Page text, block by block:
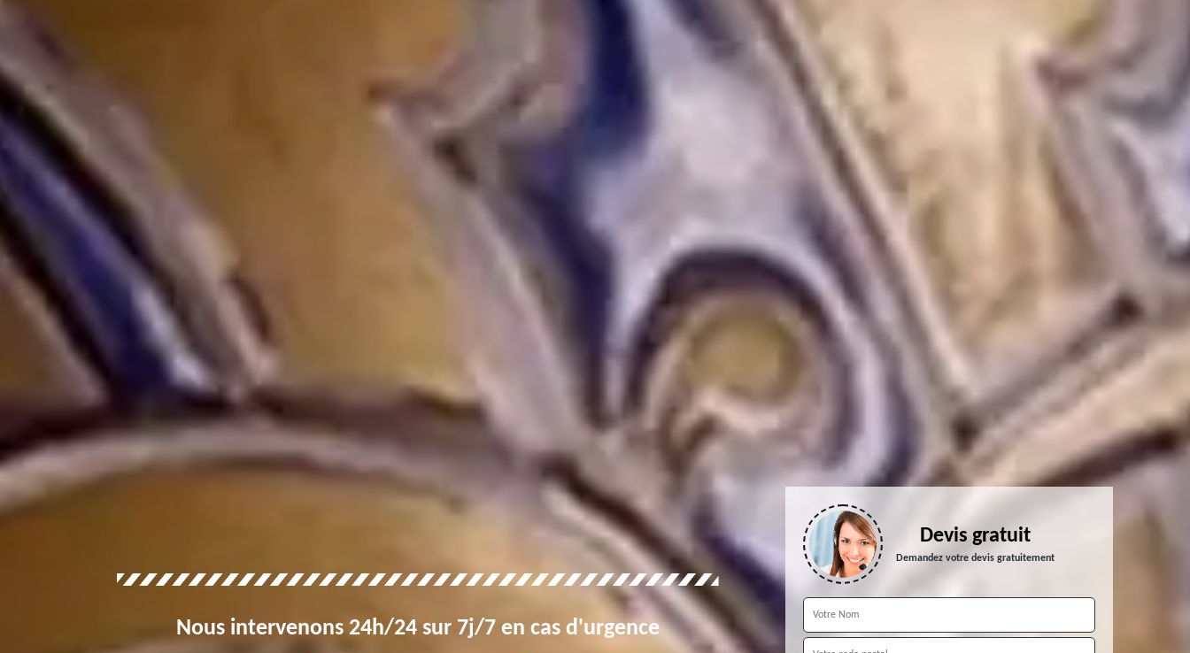
Nous intervenons 24h/24 sur 7j/7 en cas d'urgence
Devis gratuit
Demandez votre devis gratuitement